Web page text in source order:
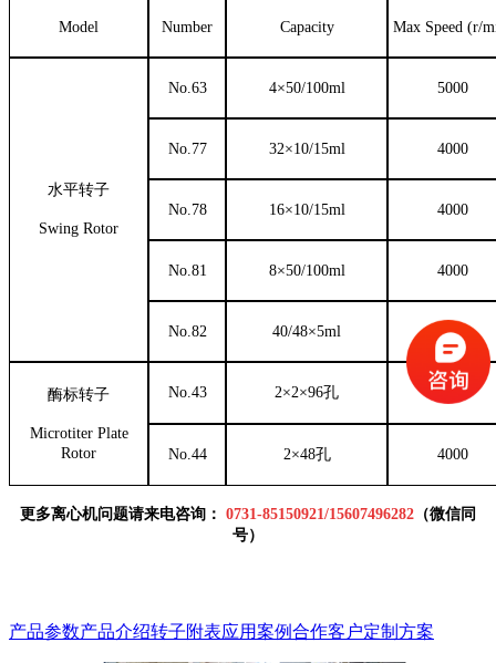
Model Number Capacity Max Speed (r/
水平转子
Swing Rotor
No.63 4×50/100ml 5000
No.77 32×10/15ml 4000
No.78 16×10/15ml 4000
No.81 8×50/100ml 4000
No.82 40/48×5ml 4000
酶标转子
Microtiter Plate
Rotor
No.43 2×2×96孔 4000
No.44 2×48孔 4000
更多离心机问题请来电咨询： 0731-85150921/15607496282 （微信同
号）
产品参数产品介绍转子附表应用案例合作客户定制方案